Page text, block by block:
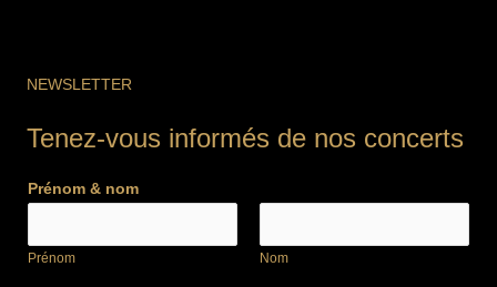
NEWSLETTER
Tenez-vous informés de nos concerts
Prénom & nom
Prénom Nom